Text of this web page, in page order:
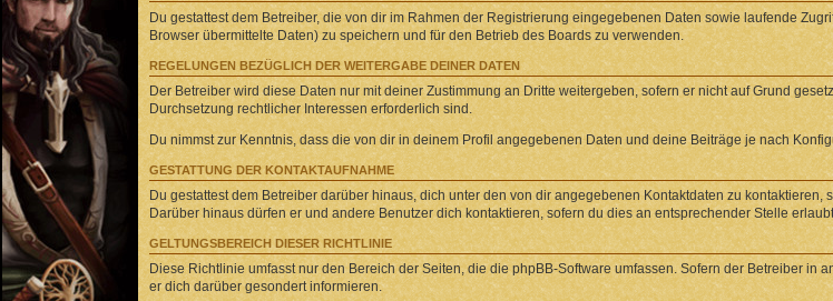
Du gestattest dem Betreiber, die von dir im Rahmen der Registrierung eingegebenen Daten sowie laufende
Browser übermittelte Daten) zu speichern und für den Betrieb des Boards zu verwenden.
REGELUNGEN BEZÜGLICH DER WEITERGABE DEINER DATEN
Der Betreiber wird diese Daten nur mit deiner Zustimmung an Dritte weitergeben, sofern er nicht auf Grund
Durchsetzung rechtlicher Interessen erforderlich sind.
Du nimmst zur Kenntnis, dass die von dir in deinem Profil angegebenen Daten und deine Beiträge je nach
GESTATTUNG DER KONTAKTAUFNAHME
Du gestattest dem Betreiber darüber hinaus, dich unter den von dir angegebenen Kontaktdaten zu
Darüber hinaus dürfen er und andere Benutzer dich kontaktieren, sofern du dies an entsprechender Stelle
GELTUNGSBEREICH DIESER RICHTLINIE
Diese Richtlinie umfasst nur den Bereich der Seiten, die die phpBB-Software umfassen. Sofern der Betreiber
er dich darüber gesondert informieren.